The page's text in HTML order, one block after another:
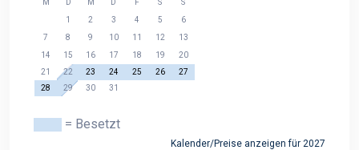
M D M D F S
S
1
2 3 4 5
6
7
8 9 10 11 12
13
14
15 16 17 18 19
20
21
22 23 24 25 26
27
28
29 30 31
= Besetzt
Kalender/Preise anzeigen für 2027